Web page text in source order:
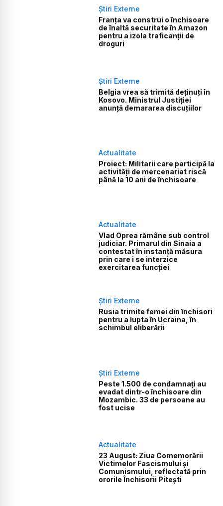
Știri Externe
Franța va construi o închisoare
de înaltă securitate în Amazon
pentru a izola traficanții de
droguri
Știri Externe
Belgia vrea să trimită deținuți în
Kosovo. Ministrul Justiției
anunță demararea discuțiilor
Actualitate
Proiect: Militarii care participă la
activități de mercenariat riscă
până la 10 ani de închisoare
Actualitate
Vlad Oprea rămâne sub control
judiciar. Primarul din Sinaia a
contestat în instanță măsura
prin care i se interzice
exercitarea funcției
Știri Externe
Rusia trimite femei din închisori
pentru a lupta în Ucraina, în
schimbul eliberării
Știri Externe
Peste 1.500 de condamnați au
evadat dintr-o închisoare din
Mozambic. 33 de persoane au
fost ucise
Actualitate
23 August: Ziua Comemorării
Victimelor Fascismului și
Comunismului, reflectată prin
ororile Închisorii Pitești